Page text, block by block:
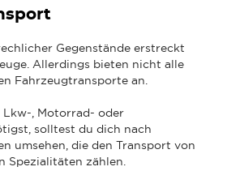
Gegenstände erstreckt
Allerdings bieten nicht alle
Fahrzeugtransporte an.
Lkw-, Motorrad- oder
solltest du dich nach
umsehen, die den Transport von
Spezialitäten zählen.